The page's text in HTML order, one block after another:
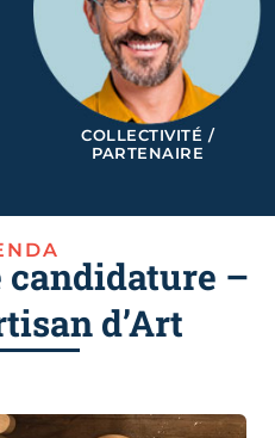
COLLECTIVITÉ /
PARTENAIRE
candidature –
d’Art